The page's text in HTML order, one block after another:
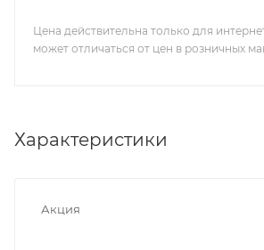
Цена действительна только для
может отличаться от цен в розничных
Характеристики
Акция